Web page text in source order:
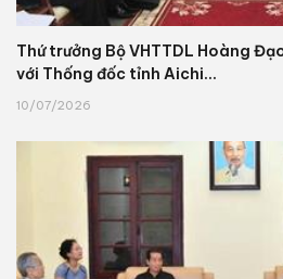
Thứ trưởng Bộ VHTTDL Hoàng
với Thống đốc tỉnh Aichi...
10/07/2026